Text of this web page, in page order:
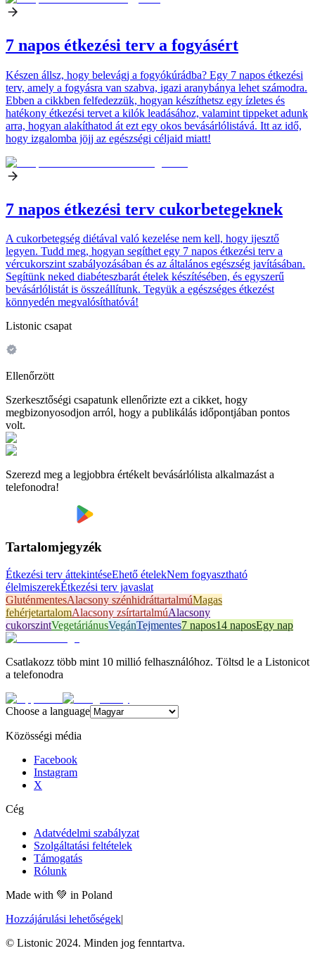
7 napos étkezési terv a fogyásért
Készen állsz, hogy belevágj a fogyókúrádba? Egy 7 napos étkezési
terv, amely a fogyásra van szabva, igazi aranybánya lehet számodra.
Ebben a cikkben felfedezzük, hogyan készíthetsz egy ízletes és
hatékony étkezési tervet a kilók leadásához, valamint tippeket adunk
arra, hogyan alakíthatod át ezt egy okos bevásárlólistává. Itt az idő,
hogy izgalomba jöjj az egészségi céljaid miatt!
7 napos étkezési terv cukorbetegeknek
A cukorbetegség diétával való kezelése nem kell, hogy ijesztő
legyen. Tudd meg, hogyan segíthet egy 7 napos étkezési terv a
vércukorszint szabályozásában és az általános egészség javításában.
Segítünk neked diabéteszbarát ételek készítésében, és egyszerű
bevásárlólistát is összeállítunk. Tegyük a egészséges étkezést
könnyedén megvalósíthatóvá!
Listonic csapat
Ellenőrzött
Szerkesztőségi csapatunk ellenőrizte ezt a cikket, hogy
megbizonyosodjon arról, hogy a publikálás időpontjában pontos
volt.
Szerezd meg a legjobbra értékelt bevásárlólista alkalmazást a
telefonodra!
Tartalomjegyzék
Étkezési terv áttekintéseEhető ételekNem fogyasztható
élelmiszerekÉtkezési terv javaslat
GluténmentesAlacsony szénhidráttartalmúMagas
fehérjetartalomAlacsony zsírtartalmúAlacsony
cukorszintVegetáriánusVegánTejmentes7 napos14 naposEgy nap
Csatlakozz több mint 10 millió felhasználóhoz. Töltsd le a Listonicot
a telefonodra
Choose a language
Közösségi média
Facebook
Instagram
X
Cég
Adatvédelmi szabályzat
Szolgáltatási feltételek
Támogatás
Rólunk
Made with 💚 in Poland
Hozzájárulási lehetőségek|
© Listonic 2024. Minden jog fenntartva.